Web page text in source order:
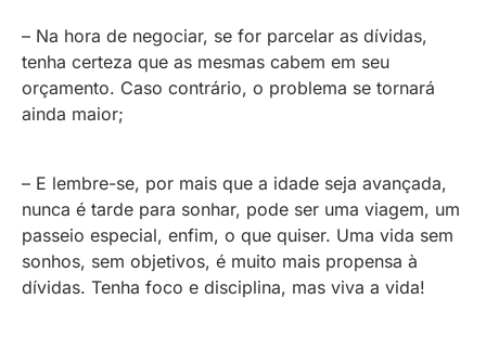
– Na hora de negociar, se for parcelar as dívidas,
tenha certeza que as mesmas cabem em seu
orçamento. Caso contrário, o problema se tornará
ainda maior;
– E lembre-se, por mais que a idade seja avançada,
nunca é tarde para sonhar, pode ser uma viagem, um
passeio especial, enfim, o que quiser. Uma vida sem
sonhos, sem objetivos, é muito mais propensa à
dívidas. Tenha foco e disciplina, mas viva a vida!